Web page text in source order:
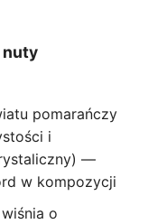
nuty
pomarańczy
i
—
w kompozycji
o